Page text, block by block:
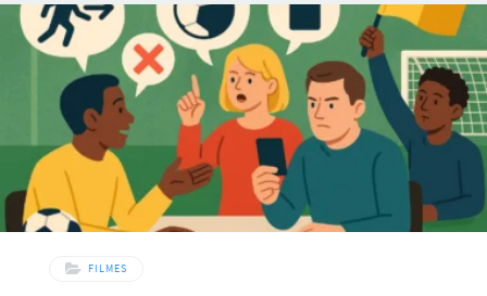
Missouri em 1843, conduzida por um ex-senador obcecado
em fundar uma cidade, enquanto disputas de poder
corroem
FILMES